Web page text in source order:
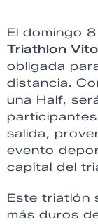
El domingo
Triathlon
obligada
distancia.
una Half,
salida,
evento
capital del
Este triatlón
más duros